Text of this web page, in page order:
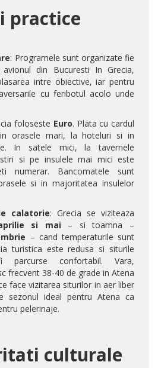
practice
: Programele sunt organizate fie
din Bucuresti In Grecia,
intre obiective, iar pentru
cu feribotul acolo unde
foloseste Euro. Plata cu cardul
orasele mari, la hoteluri si in
In satele mici, la tavernele
si pe insulele mai mici este
numerar. Bancomatele sunt
si in majoritatea insulelor
calatorie: Grecia se viziteaza
si mai– si toamna –
– cand temperaturile sunt
turistica este redusa si siturile
confortabil. Vara,
frecvent 38-40 de grade in Atena
face vizitarea siturilor in aer liber
sezonul ideal pentru Atena ca
pelerinaje.
culturale